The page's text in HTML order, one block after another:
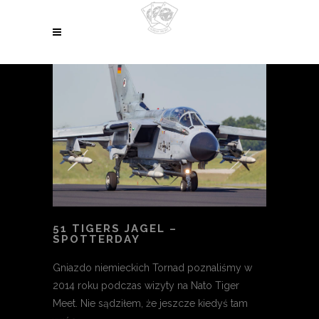
51 TIGERS JAGEL –
SPOTTERDAY
Gniazdo niemieckich Tornad poznaliśmy w
2014 roku podczas wizyty na Nato Tiger
Meet. Nie sądziłem, że jeszcze kiedyś tam